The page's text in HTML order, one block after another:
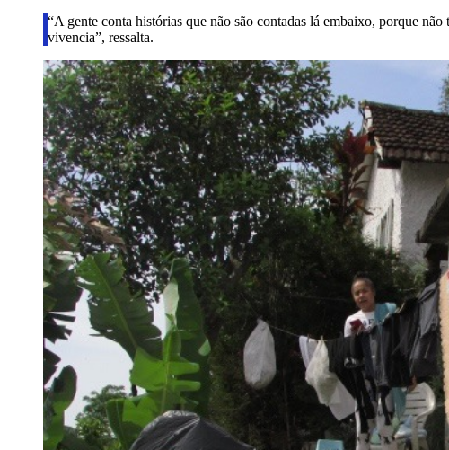
“A gente conta histórias que não são contadas lá embaixo, porque
vivencia”, ressalta.